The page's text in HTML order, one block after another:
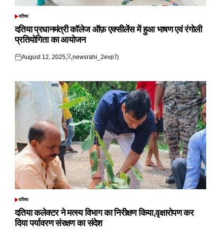
POSTED
दतिया
दतिया प्रधानमंत्री कॉलेज ऑफ़ एक्सीलेंस में हुआ भाषण एवं रंगोली
प्रतियोगिता का आयोजन
Posted
August 12, 2025
Posted
newsrahi_2evp7j
POSTED
दतिया
दतिया कलेक्टर ने मत्स्य विभाग का निरीक्षण किया,वृक्षारोपण कर
दिया पर्यावरण संरक्षण का संदेश